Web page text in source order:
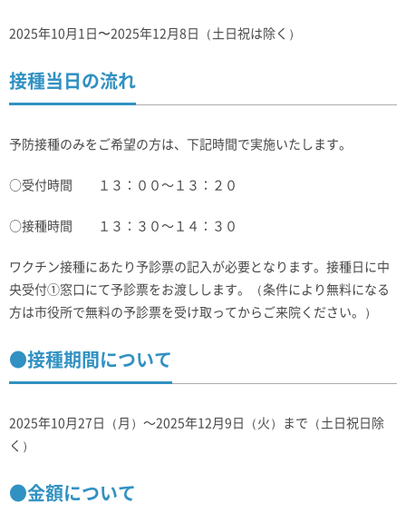
2025年10月1日〜2025年12月8日（土日祝は除く）
接種当日の流れ
予防接種のみをご希望の方は、下記時間で実施いたします。
○受付時間 １３：００～１３：２０
○接種時間 １３：３０～１４：３０
ワクチン接種にあたり予診票の記入が必要となります。接種日に中
央受付①窓口にて予診票をお渡しします。（条件により無料になる
方は市役所で無料の予診票を受け取ってからご来院ください。）
●接種期間について
2025年10月27日（月）～2025年12月9日（火）まで（土日祝日除
く）
●金額について